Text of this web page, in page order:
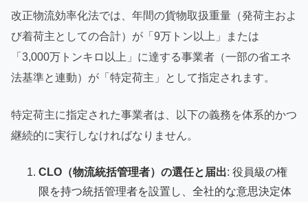
改正物流効率化法では、年間の貨物取扱重量（発荷主およ
び着荷主としての合計）が「9万トン以上」または
「3,000万トンキロ以上」に達する事業者（一部の省エネ
法基準と連動）が「特定荷主」として指定されます。
特定荷主に指定された事業者は、以下の義務を体系的かつ
継続的に実行しなければなりません。
CLO（物流統括管理者）の選任と届出: 役員級の権
限を持つ統括管理者を設置し、全社的な意思決定体